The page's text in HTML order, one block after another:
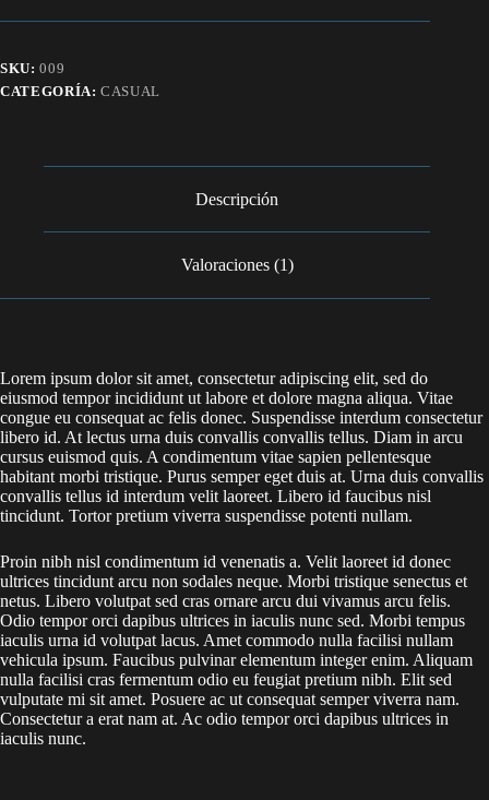
integer
SKU:009
CATEGORÍA:CASUAL
Descripción
Valoraciones (1)
Lorem ipsum dolor sit amet, consectetur adipiscing elit, sed do
eiusmod tempor incididunt ut labore et dolore magna aliqua. Vitae
congue eu consequat ac felis donec. Suspendisse interdum consectetur
libero id. At lectus urna duis convallis convallis tellus. Diam in arcu
cursus euismod quis. A condimentum vitae sapien pellentesque
habitant morbi tristique. Purus semper eget duis at. Urna duis convallis
convallis tellus id interdum velit laoreet. Libero id faucibus nisl
tincidunt. Tortor pretium viverra suspendisse potenti nullam.
Proin nibh nisl condimentum id venenatis a. Velit laoreet id donec
ultrices tincidunt arcu non sodales neque. Morbi tristique senectus et
netus. Libero volutpat sed cras ornare arcu dui vivamus arcu felis.
Odio tempor orci dapibus ultrices in iaculis nunc sed. Morbi tempus
iaculis urna id volutpat lacus. Amet commodo nulla facilisi nullam
vehicula ipsum. Faucibus pulvinar elementum integer enim. Aliquam
nulla facilisi cras fermentum odio eu feugiat pretium nibh. Elit sed
vulputate mi sit amet. Posuere ac ut consequat semper viverra nam.
Consectetur a erat nam at. Ac odio tempor orci dapibus ultrices in
iaculis nunc.